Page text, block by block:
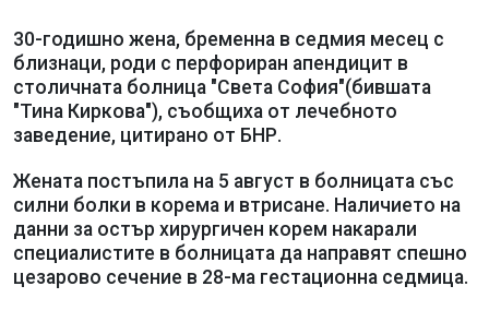
30-годишно жена, бременна в седмия месец с
близнаци, роди с перфориран апендицит в
столичната болница "Света София"(бившата
"Тина Киркова"), съобщиха от лечебното
заведение, цитирано от БНР.
Жената постъпила на 5 август в болницата със
силни болки в корема и втрисане. Наличието на
данни за остър хирургичен корем накарали
специалистите в болницата да направят спешно
цезарово сечение в 28-ма гестационна седмица.